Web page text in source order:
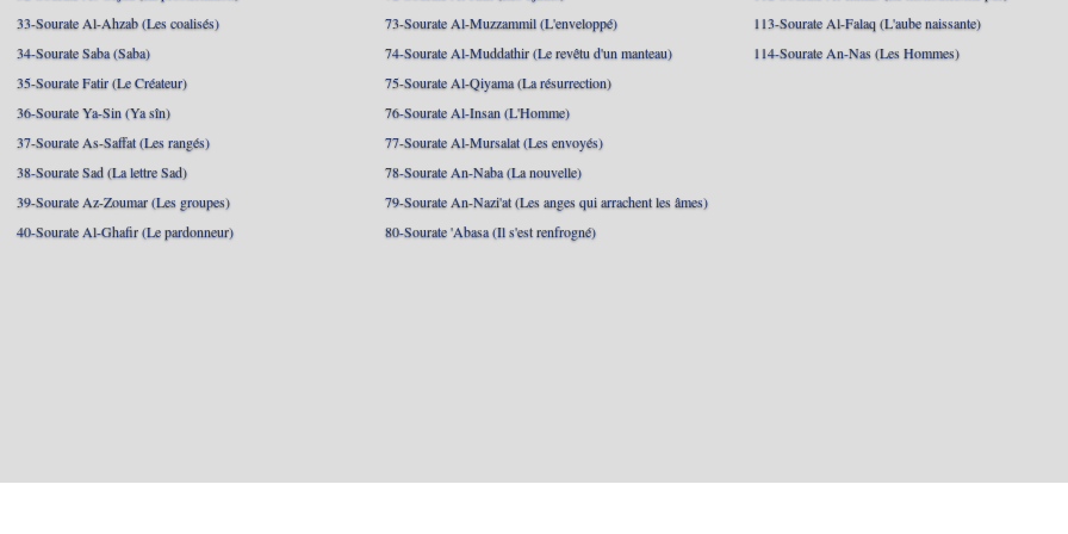
33-Sourate Al-Ahzab (Les coalisés)
34-Sourate Saba (Saba)
35-Sourate Fatir (Le Créateur)
36-Sourate Ya-Sin (Ya sîn)
37-Sourate As-Saffat (Les rangés)
38-Sourate Sad (La lettre Sad)
39-Sourate Az-Zoumar (Les groupes)
40-Sourate Al-Ghafir (Le pardonneur)
73-Sourate Al-Muzzammil (L'enveloppé)
74-Sourate Al-Muddathir (Le revêtu d'un manteau)
75-Sourate Al-Qiyama (La résurrection)
76-Sourate Al-Insan (L'Homme)
77-Sourate Al-Mursalat (Les envoyés)
78-Sourate An-Naba (La nouvelle)
79-Sourate An-Nazi'at (Les anges qui arrachent les âmes)
80-Sourate 'Abasa (Il s'est renfrogné)
113-Sourate Al-Falaq (L'aube naissante)
114-Sourate An-Nas (Les Hommes)